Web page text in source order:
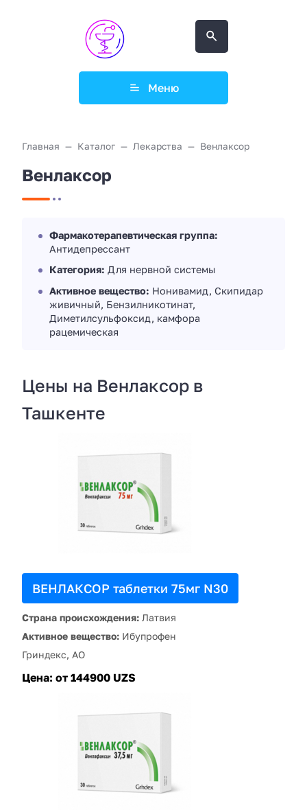
Меню
Главная Каталог Лекарства Венлаксор
Венлаксор
Фармакотерапевтическая группа:
Антидепрессант
Категория: Для нервной системы
Активное вещество: Нонивамид, Скипидар
живичный, Бензилникотинат,
Диметилсульфоксид, камфора
рацемическая
Цены на Венлаксор в
Ташкенте
ВЕНЛАКСОР таблетки 75мг N30
Страна происхождения: Латвия
Активное вещество: Ибупрофен
Гриндекс, АО
Цена: от 144900 UZS